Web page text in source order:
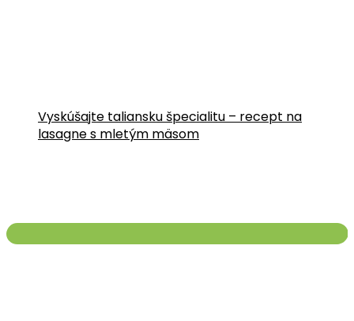
Vyskúšajte taliansku špecialitu – recept na
lasagne s mletým mäsom